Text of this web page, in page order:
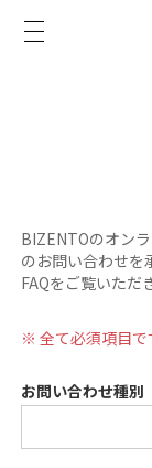
プライバシーポ
BIZENTOのオン
のお問い合わせを
FAQをご覧いただ
※ 全て必須項目で
お問い合わせ種別